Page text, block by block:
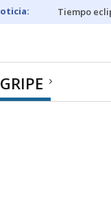
Tiempo
GRIPE